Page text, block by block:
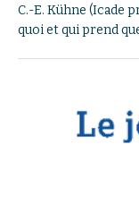
C.-E. Kühne (Icade
quoi et qui prend